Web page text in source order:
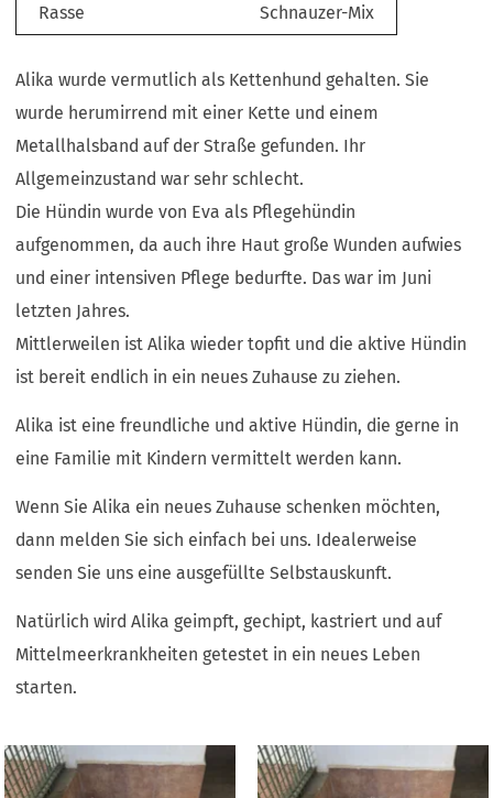
Rasse
Schnauzer-Mix
Alika wurde vermutlich als Kettenhund gehalten. Sie
wurde herumirrend mit einer Kette und einem
Metallhalsband auf der Straße gefunden. Ihr
Allgemeinzustand war sehr schlecht.
Die Hündin wurde von Eva als Pflegehündin
aufgenommen, da auch ihre Haut große Wunden aufwies
und einer intensiven Pflege bedurfte. Das war im Juni
letzten Jahres.
Mittlerweilen ist Alika wieder topfit und die aktive Hündin
ist bereit endlich in ein neues Zuhause zu ziehen.
Alika ist eine freundliche und aktive Hündin, die gerne in
eine Familie mit Kindern vermittelt werden kann.
Wenn Sie Alika ein neues Zuhause schenken möchten,
dann melden Sie sich einfach bei uns. Idealerweise
senden Sie uns eine ausgefüllte Selbstauskunft.
Natürlich wird Alika geimpft, gechipt, kastriert und auf
Mittelmeerkrankheiten getestet in ein neues Leben
starten.